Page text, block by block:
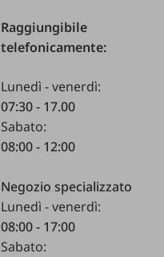
Raggiungibile
telefonicamente:
Lunedì - venerdì:
07:30 - 17.00
Sabato:
08:00 - 12:00
Negozio specializzato
Lunedì - venerdì:
08:00 - 17:00
Sabato: